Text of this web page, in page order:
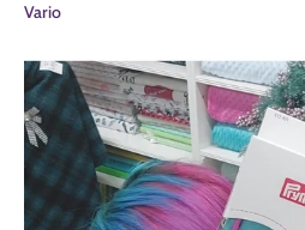
Vario